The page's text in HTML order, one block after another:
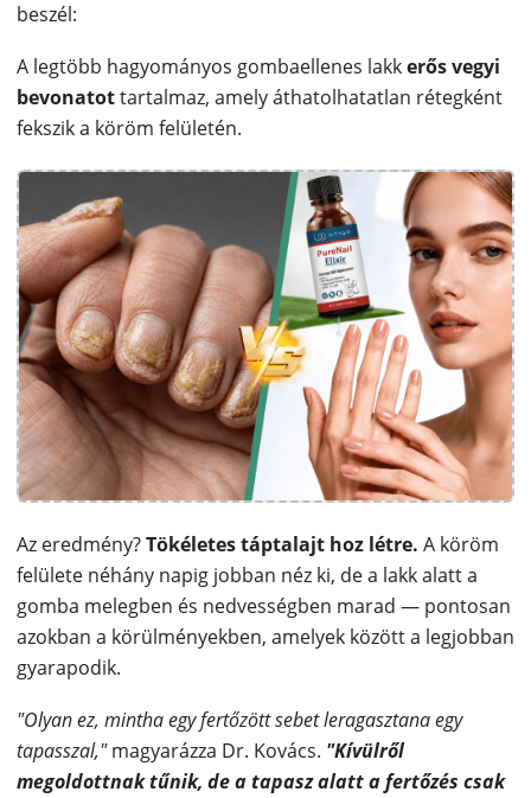
beszél:
A legtöbb hagyományos gombaellenes lakkerős vegyi
bevonatottartalmaz, amely áthatolhatatlan rétegként
fekszik a köröm felületén.
Az eredmény?Tökéletes táptalajt hoz létre. A köröm
felülete néhány napig jobban néz ki, de a lakk alatt a
gomba melegben és nedvességben marad — pontosan
azokban a körülményekben, amelyek között a legjobban
gyarapodik.
"Olyan ez, mintha egy fertőzött sebet leragasztana egy
tapasszal,"magyarázza Dr. Kovács. "Kívülről
megoldottnak tűnik, de a tapasz alatt a fertőzés csak